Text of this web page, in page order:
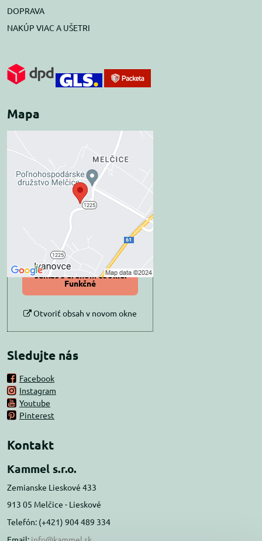
DOPRAVA
NAKÚP VIAC A UŠETRI
Mapa
Externý obsah je
blokovaný Voľbami
súkromia
Prajete si načítať externý obsah?
Povoliť tentokrát
Povoliť a zapamätať -
súhlas s druhom cookie:
Funkčné
Otvoriť obsah v novom okne
Sledujte nás
Facebook
Instagram
Youtube
Pinterest
Kontakt
Kammel s.r.o.
Zemianske Lieskové 433
913 05 Melčice - Lieskové
Telefón: (+421) 904 489 334